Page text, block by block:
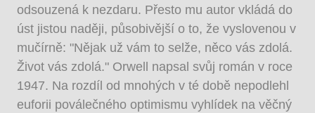
odsouzená k nezdaru. Přesto mu autor vkládá do
úst jistou naději, působivější o to, že vyslovenou v
mučírně: "Nějak už vám to selže, něco vás zdolá.
Život vás zdolá." Orwell napsal svůj román v roce
1947. Na rozdíl od mnohých v té době nepodlehl
euforii poválečného optimismu vyhlídek na věčný